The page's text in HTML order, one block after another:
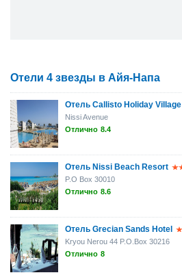
Отели 4 звезды в Айя-Напа
Отель Callisto Holiday Village
Nissi Avenue
Отлично 8.4
Отель Nissi Beach Resort
P.O Box 30010
Отлично 8.6
Отель Grecian Sands Hotel
Kryou Nerou 44 P.O.Box 30216
Отлично 8